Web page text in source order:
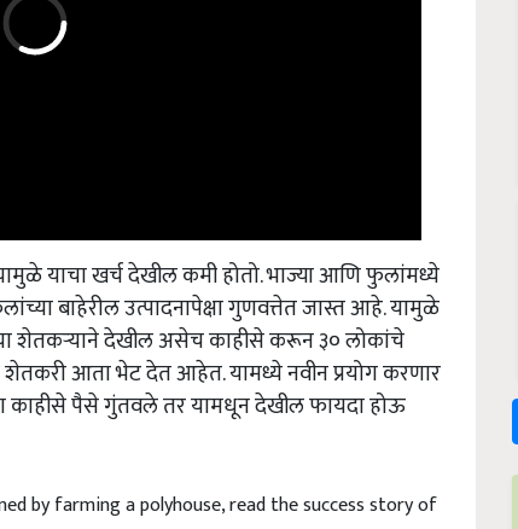
याचा खर्च देखील कमी होतो. भाज्या आणि फुलांमध्ये
बाहेरील उत्पादनापेक्षा गुणवत्तेत जास्त आहे. यामुळे
शेतकऱ्याने देखील असेच काहीसे करून ३० लोकांचे
आता भेट देत आहेत. यामध्ये नवीन प्रयोग करणार
काहीसे पैसे गुंतवले तर यामधून देखील फायदा होऊ
by farming a polyhouse, read the success story of